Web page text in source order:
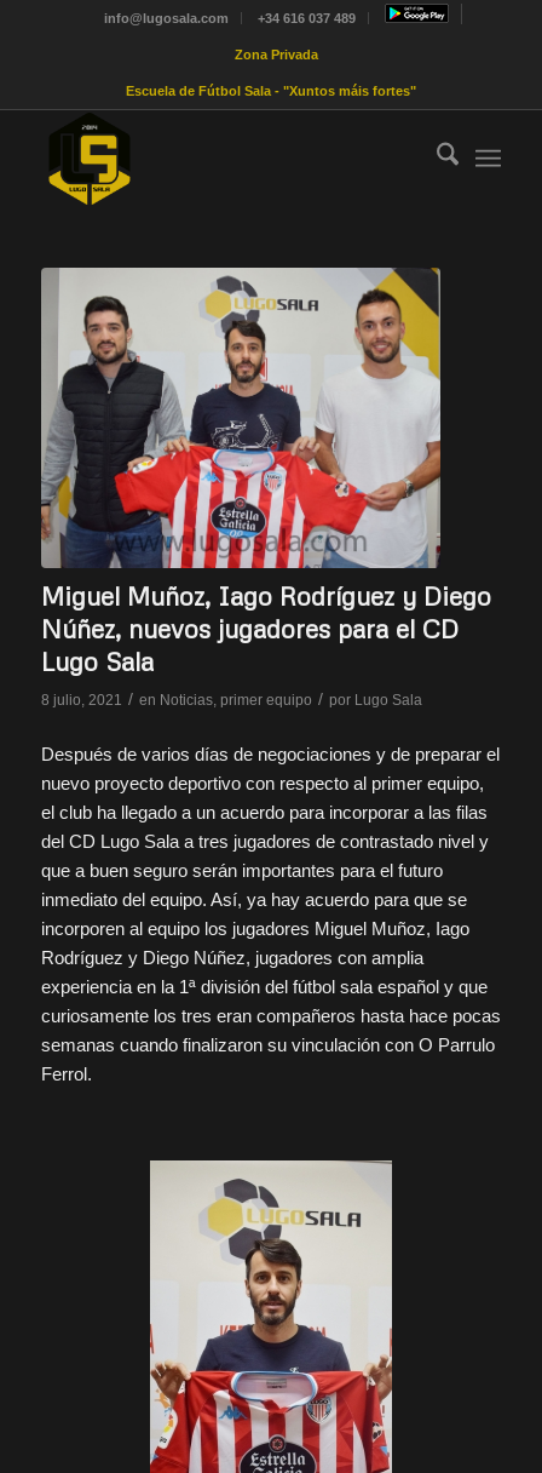
info@lugosala.com +34 616 037 489
Zona Privada
Escuela de Fútbol Sala - "Xuntos máis fortes"
Miguel Muñoz, Iago Rodríguez y Diego
Núñez, nuevos jugadores para el CD
Lugo Sala
8 julio, 2021 / en Noticias, primer equipo / por Lugo Sala
Después de varios días de negociaciones y de preparar el
nuevo proyecto deportivo con respecto al primer equipo,
el club ha llegado a un acuerdo para incorporar a las filas
del CD Lugo Sala a tres jugadores de contrastado nivel y
que a buen seguro serán importantes para el futuro
inmediato del equipo. Así, ya hay acuerdo para que se
incorporen al equipo los jugadores Miguel Muñoz, Iago
Rodríguez y Diego Núñez, jugadores con amplia
experiencia en la 1ª división del fútbol sala español y que
curiosamente los tres eran compañeros hasta hace pocas
semanas cuando finalizaron su vinculación con O Parrulo
Ferrol.